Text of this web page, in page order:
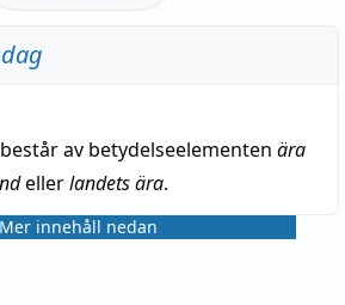
av betydelseelementen ära
ellerlandets ära.
Mer innehåll nedan